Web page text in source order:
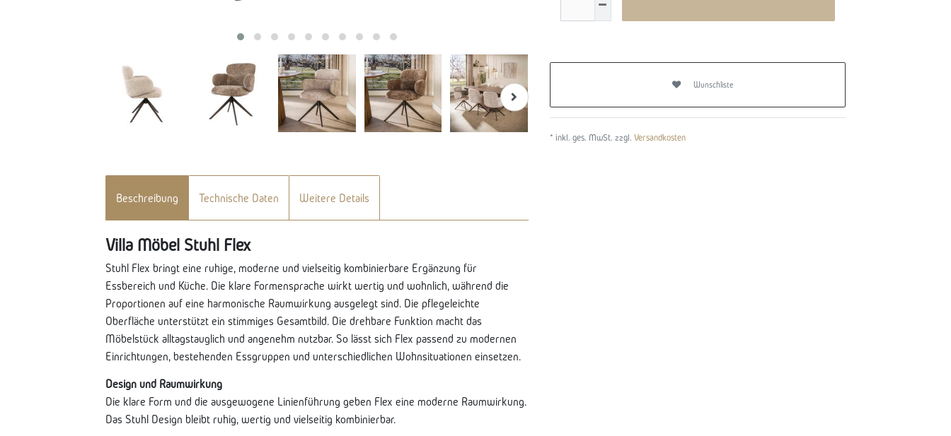
Wunschliste
* inkl. ges. MwSt. zzgl. Versandkosten
Beschreibung Technische Daten Weitere Details
Villa Möbel Stuhl Flex
Stuhl Flex bringt eine ruhige, moderne und vielseitig kombinierbare Ergänzung für
Essbereich und Küche. Die klare Formensprache wirkt wertig und wohnlich, während die
Proportionen auf eine harmonische Raumwirkung ausgelegt sind. Die pflegeleichte
Oberfläche unterstützt ein stimmiges Gesamtbild. Die drehbare Funktion macht das
Möbelstück alltagstauglich und angenehm nutzbar. So lässt sich Flex passend zu modernen
Einrichtungen, bestehenden Essgruppen und unterschiedlichen Wohnsituationen einsetzen.
Design und Raumwirkung
Die klare Form und die ausgewogene Linienführung geben Flex eine moderne Raumwirkung.
Das Stuhl Design bleibt ruhig, wertig und vielseitig kombinierbar.